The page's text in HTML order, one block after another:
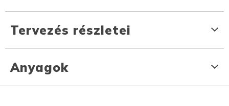
Tervezés részletei
Anyagok